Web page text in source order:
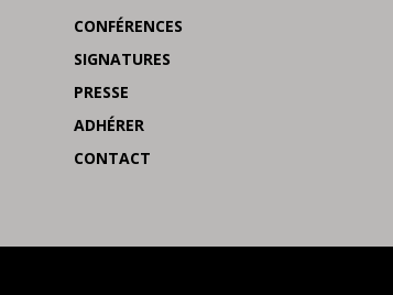
CONFÉRENCES
SIGNATURES
PRESSE
ADHÉRER
CONTACT